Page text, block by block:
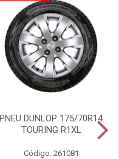
PNEU DUNLOP 175/70R14
TOURING R1XL
Código: 261081